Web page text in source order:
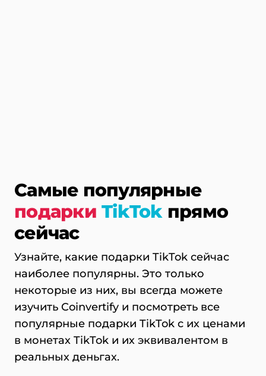
Самые популярные
подарки TikTokпрямо
сейчас
Узнайте, какие подарки TikTok сейчас
наиболее популярны. Это только
некоторые из них, вы всегда можете
изучить Coinvertify и посмотреть все
популярные подарки TikTok с их ценами
в монетах TikTok и их эквивалентом в
реальных деньгах.